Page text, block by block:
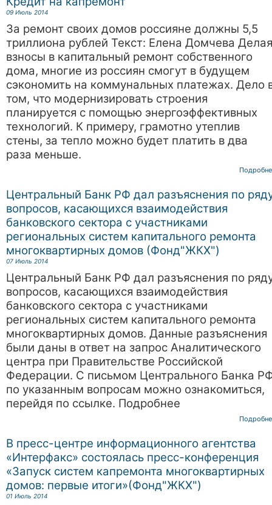
09 Июль 2014
За ремонт своих домов россияне должны 5,5
триллиона рублей Текст: Елена Домчева Делая
взносы в капитальный ремонт собственного
дома, многие из россиян смогут в будущем
сэкономить на коммунальных платежах. Дело
том, что модернизировать строения
планируется с помощью энергоэффективных
технологий. К примеру, грамотно утеплив
стены, за тепло можно будет платить в два
раза меньше.
Центральный Банк РФ дал разъяснения по
вопросов, касающихся взаимодействия
банковского сектора с участниками
региональных систем капитального ремонта
многоквартирных домов (Фонд"ЖКХ")
07 Июль 2014
Центральный Банк РФ дал разъяснения по
вопросов, касающихся взаимодействия
банковского сектора с участниками
региональных систем капитального ремонта
многоквартирных домов. Данные разъяснения
были даны в ответ на запрос Аналитического
центра при Правительстве Российской
Федерации. С письмом Центрального Банка
по указанным вопросам можно ознакомиться,
перейдя по ссылке. Подробнее
В пресс-центре информационного агентства
«Интерфакс» состоялась пресс-конференция
«Запуск систем капремонта многоквартирных
домов: первые итоги»(Фонд"ЖКХ")
01 Июль 2014